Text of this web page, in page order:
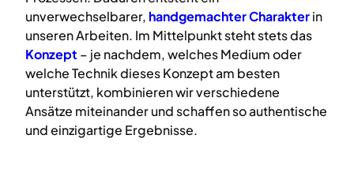
unverwechselbarer, handgemachter Charakterin
unseren Arbeiten. Im Mittelpunkt steht stets das
Konzept – je nachdem, welches Medium oder
welche Technik dieses Konzept am besten
unterstützt, kombinieren wir verschiedene
Ansätze miteinander und schaffen so authentische
und einzigartige Ergebnisse.